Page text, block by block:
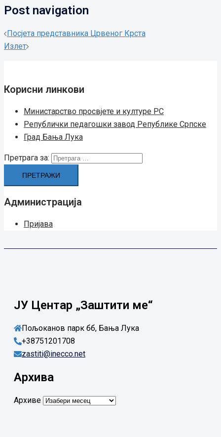
Post navigation
Посјета представника Црвеног Крста
Излет
Корисни линкови
Министарство просвјете и културе РС
Републички педагошки завод Републике Српске
Град Бањa Лукa
Претрага за:
Администрација
Пријава
ЈУ Центар „Заштити ме“
Пољоканов парк бб, Бања Лука
+38751201708
zastiti@inecco.net
Архива
Архиве